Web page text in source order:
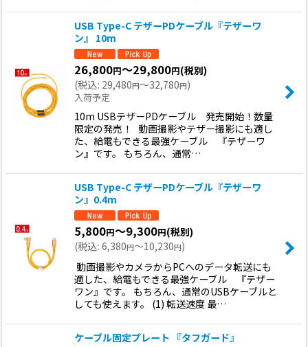
USB Type-C テザーPDケーブル『テザーワ
ン』 10m
26,800円～29,800円(税別)
(税込: 29,480円～32,780円)
入荷予定
10m USBテザーPDケーブル 発売開始！数量
限定の発売！ 動画撮影やテザー撮影にも適し
た、給電もできる最強ケーブル 『テザーワ
ン』です。 もちろん、通常…
USB Type-C テザーPDケーブル『テザーワ
ン』0.4m
5,800円～9,300円(税別)
(税込: 6,380円～10,230円)
動画撮影やカメラからPCへのデータ転送にも
適した、給電もできる最強ケーブル 『テザー
ワン』です。 もちろん、通常のUSBケーブルと
しても使えます。 (1) 転送速度 最…
ケーブル固定プレート 『タフガード』